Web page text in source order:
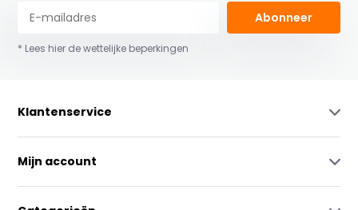
Abonneer
* Lees hier de wettelijke beperkingen
Klantenservice
Mijn account